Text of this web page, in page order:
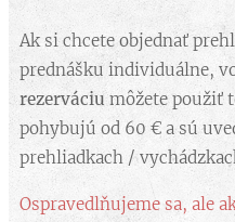
Ak si chcete objednať
prednášku individuálne,
rezerváciumôžete použiť
pohybujú od 60 € a sú
prehliadkach /
Ospravedlňujeme sa, ale